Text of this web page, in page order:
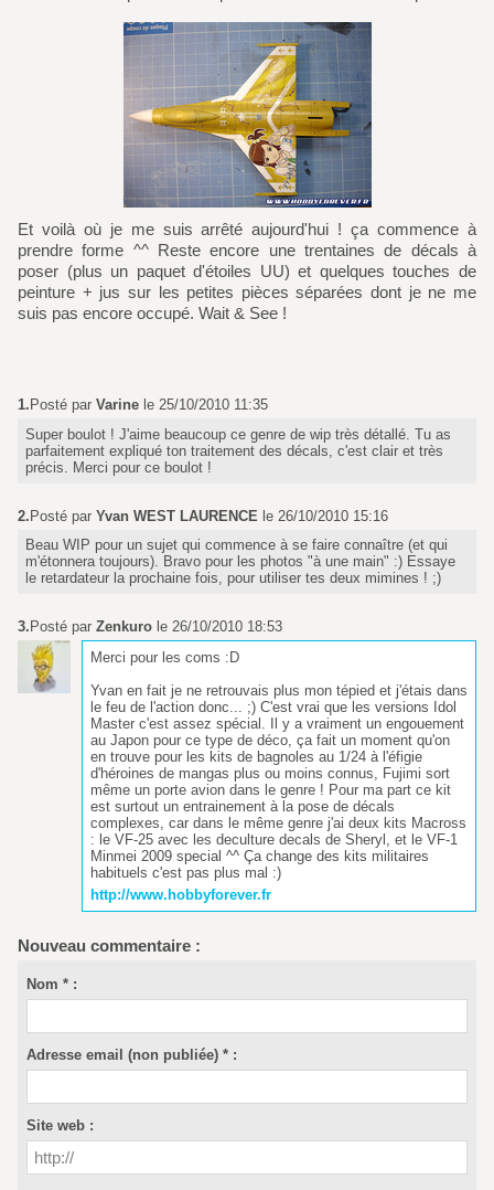
Et voilà où je me suis arrêté aujourd'hui ! ça commence à
prendre forme ^^ Reste encore une trentaines de décals à
poser (plus un paquet d'étoiles UU) et quelques touches de
peinture + jus sur les petites pièces séparées dont je ne me
suis pas encore occupé. Wait & See !
1. Posté par Varine le 25/10/2010 11:35
Super boulot ! J'aime beaucoup ce genre de wip très détallé. Tu as
parfaitement expliqué ton traitement des décals, c'est clair et très
précis. Merci pour ce boulot !
2.Posté par Yvan WEST LAURENCE le 26/10/2010 15:16
Beau WIP pour un sujet qui commence à se faire connaître (et qui
m'étonnera toujours). Bravo pour les photos "à une main" :) Essaye
le retardateur la prochaine fois, pour utiliser tes deux mimines ! ;)
3. Posté par Zenkuro le 26/10/2010 18:53
Merci pour les coms :D
Yvan en fait je ne retrouvais plus mon tépied et j'étais dans
le feu de l'action donc... ;) C'est vrai que les versions Idol
Master c'est assez spécial. Il y a vraiment un engouement
au Japon pour ce type de déco, ça fait un moment qu'on
en trouve pour les kits de bagnoles au 1/24 à l'éfigie
d'héroines de mangas plus ou moins connus, Fujimi sort
même un porte avion dans le genre ! Pour ma part ce kit
est surtout un entrainement à la pose de décals
complexes, car dans le même genre j'ai deux kits Macross
: le VF-25 avec les deculture decals de Sheryl, et le VF-1
Minmei 2009 special ^^ Ça change des kits militaires
habituels c'est pas plus mal :)
http://www.hobbyforever.fr
Nouveau commentaire :
Nom * :
Adresse email (non publiée) * :
Site web :